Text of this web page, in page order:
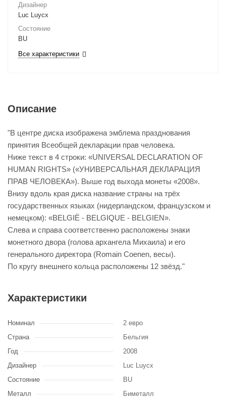
Дизайнер
Luc Luycx
Состояние
BU
Все характеристики
Описание
"В центре диска изображена эмблема празднования
принятия Всеобщей декларации прав человека.
Ниже текст в 4 строки: «UNIVERSAL DECLARATION OF
HUMAN RIGHTS» («УНИВЕРСАЛЬНАЯ ДЕКЛАРАЦИЯ
ПРАВ ЧЕЛОВЕКА»). Выше год выхода монеты «2008».
Внизу вдоль края диска название страны на трёх
государственных языках (нидерландском, французском и
немецком): «BELGIË - BELGIQUE - BELGIEN».
Слева и справа соответственно расположены знаки
монетного двора (голова архангела Михаила) и его
генерального директора (Romain Coenen, весы).
По кругу внешнего кольца расположены 12 звёзд."
Характеристики
Номинал
2 евро
Страна
Бельгия
Год
2008
Дизайнер
Luc Luycx
Состояние
BU
Металл
Биметалл